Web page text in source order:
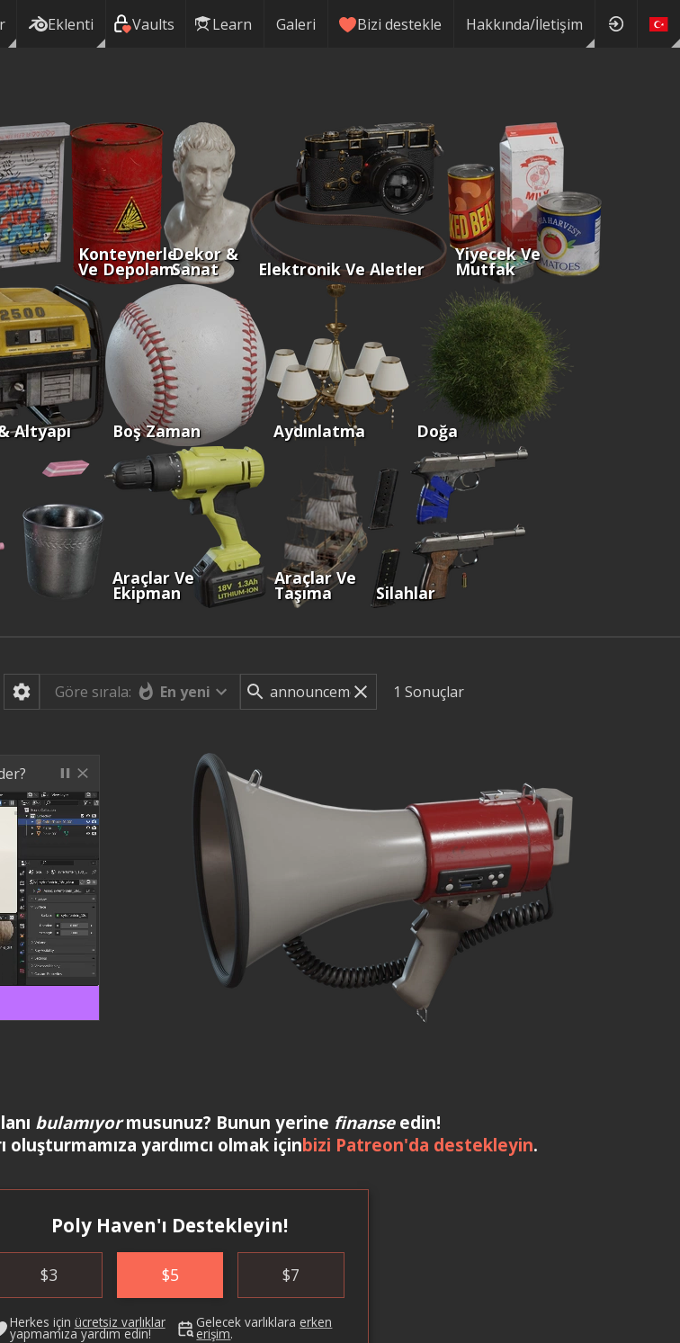
Eklenti Vaults Learn Galeri Bizi destekle Hakkında/İletişim
Konteynerler
Ve Depolama
Dekor &
Sanat Elektronik Ve Aletler
Yiyecek Ve
Mutfak
Altyapı Boş Zaman Aydınlatma Doğa
Araçlar Ve
Ekipman
Araçlar Ve
Taşıma Silahlar
Göre sırala: En yeni 1 Sonuçlar
bulamıyormusunuz? Bunun yerine finanseedin!
oluşturmamıza yardımcı olmak içinbizi Patreon'da destekleyin.
Poly Haven'ı Destekleyin!
$3 $5 $7
Herkes için ücretsiz varlıklar
yapmamıza yardım edin!
Gelecek varlıklara erken
erişim.